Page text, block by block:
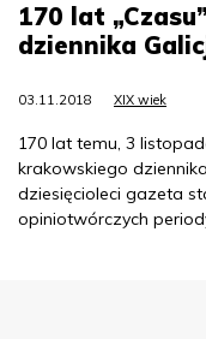
170 lat
dziennika
03.11.2018 XIX wiek
170 lat temu, 3
krakowskiego
dziesięcioleci gazeta
opiniotwórczych